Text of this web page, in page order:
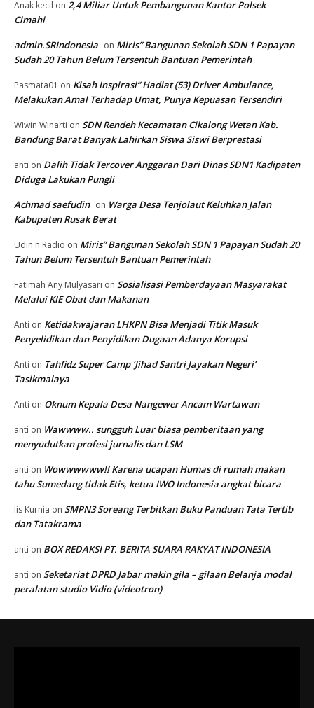
Anak kecil on 2,4 Miliar Untuk Pembangunan Kantor Polsek
Cimahi
admin.SRIndonesia on Miris” Bangunan Sekolah SDN 1 Papayan
Sudah 20 Tahun Belum Tersentuh Bantuan Pemerintah
Pasmata01 on Kisah Inspirasi” Hadiat (53) Driver Ambulance,
Melakukan Amal Terhadap Umat, Punya Kepuasan Tersendiri
Wiwin Winarti on SDN Rendeh Kecamatan Cikalong Wetan Kab.
Bandung Barat Banyak Lahirkan Siswa Siswi Berprestasi
anti on Dalih Tidak Tercover Anggaran Dari Dinas SDN1 Kadipaten
Diduga Lakukan Pungli
Achmad saefudin on Warga Desa Tenjolaut Keluhkan Jalan
Kabupaten Rusak Berat
Udin'n Radio on Miris” Bangunan Sekolah SDN 1 Papayan Sudah 20
Tahun Belum Tersentuh Bantuan Pemerintah
Fatimah Any Mulyasari on Sosialisasi Pemberdayaan Masyarakat
Melalui KIE Obat dan Makanan
Anti on Ketidakwajaran LHKPN Bisa Menjadi Titik Masuk
Penyelidikan dan Penyidikan Dugaan Adanya Korupsi
Anti on Tahfidz Super Camp ‘Jihad Santri Jayakan Negeri’
Tasikmalaya
Anti on Oknum Kepala Desa Nangewer Ancam Wartawan
anti on Wawwww.. sungguh Luar biasa pemberitaan yang
menyudutkan profesi jurnalis dan LSM
anti on Wowwwwww!! Karena ucapan Humas di rumah makan
tahu Sumedang tidak Etis, ketua IWO Indonesia angkat bicara
Iis Kurnia on SMPN3 Soreang Terbitkan Buku Panduan Tata Tertib
dan Tatakrama
anti on BOX REDAKSI PT. BERITA SUARA RAKYAT INDONESIA
anti on Seketariat DPRD Jabar makin gila – gilaan Belanja modal
peralatan studio Vidio (videotron)